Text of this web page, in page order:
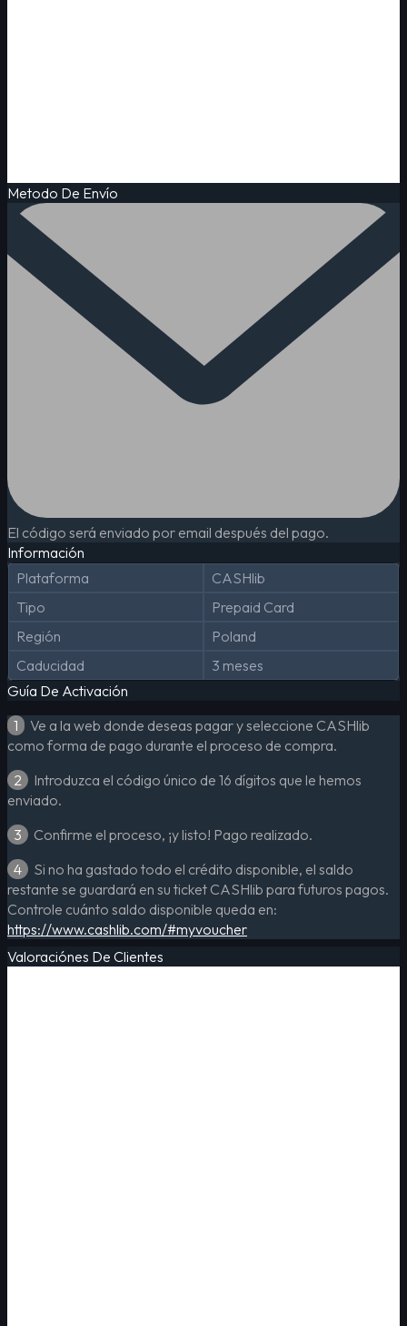
Metodo De Envío
El código será enviado por email después del pago.
Información
Plataforma
CASHlib
Tipo
Prepaid Card
Región
Poland
Caducidad
3 meses
Guía De Activación
1
Ve a la web donde deseas pagar y seleccione CASHlib
como forma de pago durante el proceso de compra.
2
Introduzca el código único de 16 dígitos que le hemos
enviado.
3
Confirme el proceso, ¡y listo! Pago realizado.
4
Si no ha gastado todo el crédito disponible, el saldo
restante se guardará en su ticket CASHlib para futuros pagos.
Controle cuánto saldo disponible queda en:
https://www.cashlib.com/#myvoucher
Valoraciónes De Clientes